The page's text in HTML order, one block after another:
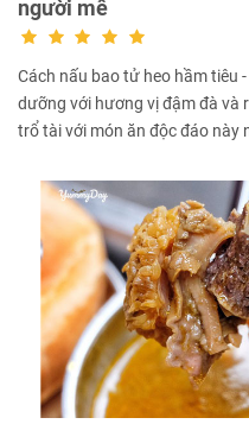
người mê
Cách nấu bao tử heo hầm tiêu
dưỡng với hương vị đậm đà và
trổ tài với món ăn độc đáo này